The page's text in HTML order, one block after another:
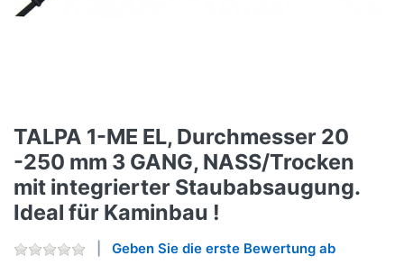
TALPA 1-ME EL, Durchmesser 20
-250 mm 3 GANG, NASS/Trocken
mit integrierter Staubabsaugung.
Ideal für Kaminbau !
Geben Sie die erste Bewertung ab